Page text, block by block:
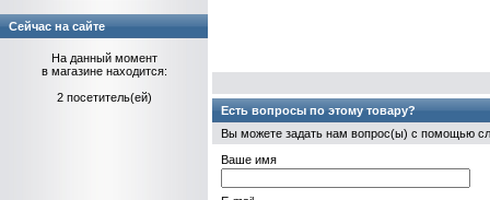
Сейчас на сайте
На данный момент
в магазине находится:
2 посетитель(ей)
Есть вопросы по этому товару?
Вы можете задать нам вопрос(ы) с помощью
Ваше имя